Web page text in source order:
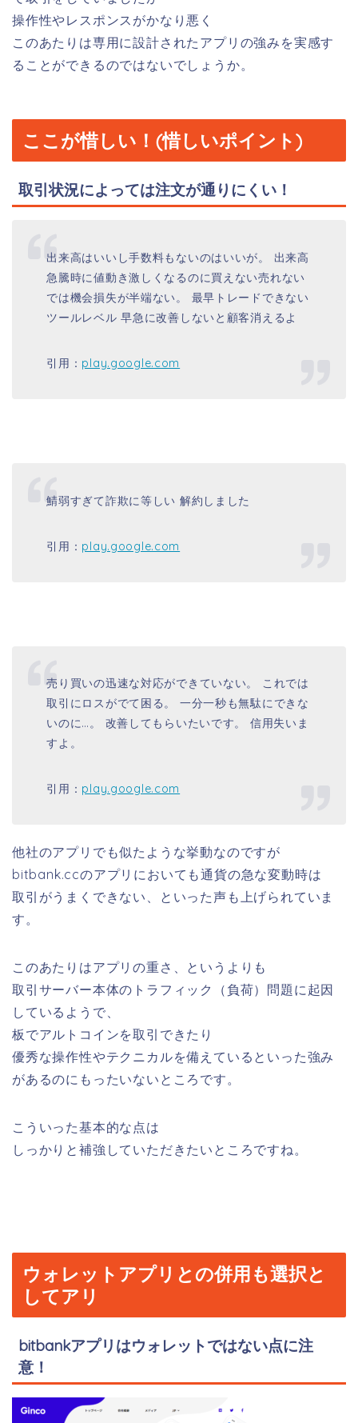
操作性やレスポンスがかなり悪く
このあたりは専用に設計されたアプリの強みを実感す
ることができるのではないでしょうか。
ここが惜しい！(惜しいポイント)
取引状況によっては注文が通りにくい！
出来高はいいし手数料もないのはいいが。 出来高
急騰時に値動き激しくなるのに買えない売れない
では機会損失が半端ない。 最早トレードできない
ツールレベル 早急に改善しないと顧客消えるよ
引用： play.google.com
鯖弱すぎて詐欺に等しい 解約しました
引用： play.google.com
売り買いの迅速な対応ができていない。 これでは
取引にロスがでて困る。 一分一秒も無駄にできな
いのに…。 改善してもらいたいです。 信用失いま
すよ。
引用： play.google.com
他社のアプリでも似たような挙動なのですが
bitbank.ccのアプリにおいても通貨の急な変動時は
取引がうまくできない、といった声も上げられていま
す。
このあたりはアプリの重さ、というよりも
取引サーバー本体のトラフィック（負荷）問題に起因
しているようで、
板でアルトコインを取引できたり
優秀な操作性やテクニカルを備えているといった強み
があるのにもったいないところです。
こういった基本的な点は
しっかりと補強していただきたいところですね。
ウォレットアプリとの併用も選択と
してアリ
bitbankアプリはウォレットではない点に注
意！